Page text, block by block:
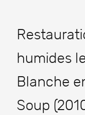
humides
Blanche
Soup